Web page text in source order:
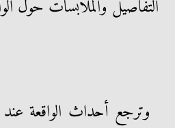
التفاصيل والملابسات حول
وترجع أحداث الواقعة